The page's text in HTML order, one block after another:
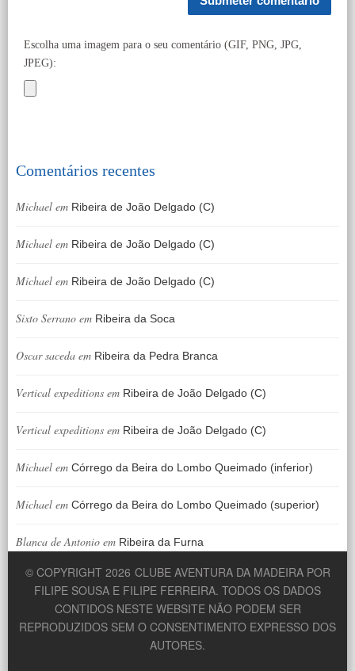
Escolha uma imagem para o seu comentário (GIF, PNG, JPG,
JPEG):
Comentários recentes
Michael em Ribeira de João Delgado (C)
Michael em Ribeira de João Delgado (C)
Michael em Ribeira de João Delgado (C)
Sixto Serrano em Ribeira da Soca
Oscar saceda em Ribeira da Pedra Branca
Vertical expeditions em Ribeira de João Delgado (C)
Vertical expeditions em Ribeira de João Delgado (C)
Michael em Córrego da Beira do Lombo Queimado (inferior)
Michael em Córrego da Beira do Lombo Queimado (superior)
Blanca de Antonio em Ribeira da Furna
© COPYRIGHT 2026 CLUBE AVENTURA DA MADEIRA POR
FILIPE SOUSA E FILIPE FERREIRA. TODOS OS DADOS
CONTIDOS NESTE WEBSITE NÃO PODEM SER
REPRODUZIDOS SEM O CONSENTIMENTO EXPRESSO DOS
AUTORES.